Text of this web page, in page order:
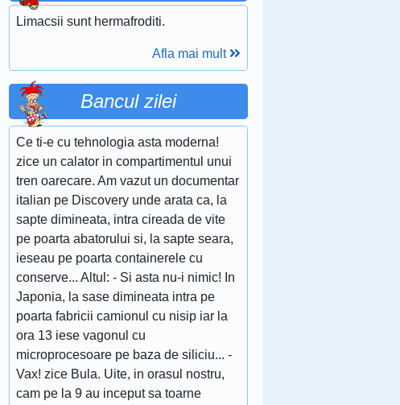
Limacsii sunt hermafroditi.
Afla mai mult
Bancul zilei
Ce ti-e cu tehnologia asta moderna!
zice un calator in compartimentul unui
tren oarecare. Am vazut un documentar
italian pe Discovery unde arata ca, la
sapte dimineata, intra cireada de vite
pe poarta abatorului si, la sapte seara,
ieseau pe poarta containerele cu
conserve... Altul: - Si asta nu-i nimic! In
Japonia, la sase dimineata intra pe
poarta fabricii camionul cu nisip iar la
ora 13 iese vagonul cu
microprocesoare pe baza de siliciu... -
Vax! zice Bula. Uite, in orasul nostru,
cam pe la 9 au inceput sa toarne